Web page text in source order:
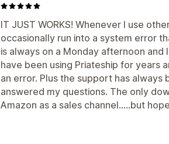
IT JUST WORKS! Whenever I use
occasionally run into a system error
is always on a Monday afternoon
have been using Priateship for years
an error. Plus the support has
answered my questions. The only
Amazon as a sales channel.....but